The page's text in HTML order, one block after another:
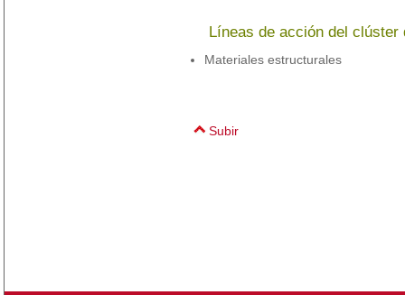
Líneas de acción del
Materiales estructurales
Subir